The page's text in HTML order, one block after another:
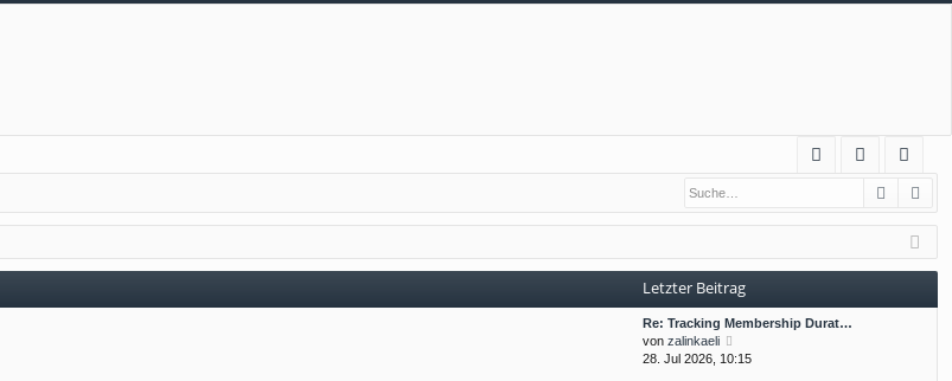
Q
m
el
eg
ist
rie
Suche
Letzter Beitrag
Re: Tracking Membership Durat…
von zalinkaeli
e
28. Jul 2026, 10:15